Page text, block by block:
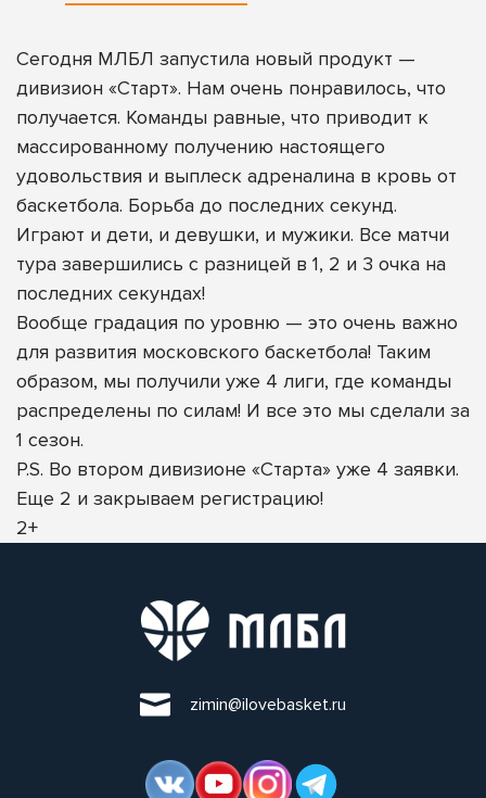
Сегодня МЛБЛ запустила новый продукт —
дивизион «Старт». Нам очень понравилось, что
получается. Команды равные, что приводит к
массированному получению настоящего
удовольствия и выплеск адреналина в кровь от
баскетбола. Борьба до последних секунд.
Играют и дети, и девушки, и мужики. Все матчи
тура завершились с разницей в 1, 2 и 3 очка на
последних секундах!
Вообще градация по уровню — это очень важно
для развития московского баскетбола! Таким
образом, мы получили уже 4 лиги, где команды
распределены по силам! И все это мы сделали за
1 сезон.
P.S. Во втором дивизионе «Старта» уже 4 заявки.
Еще 2 и закрываем регистрацию!
2+
zimin@ilovebasket.ru